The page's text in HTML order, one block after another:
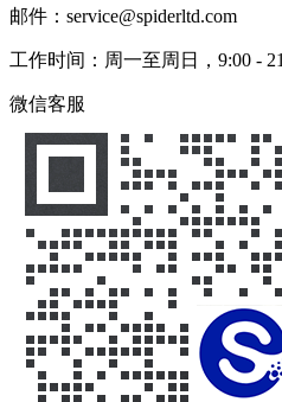
邮件：service@spiderltd.com
工作时间：周一至周日，9:00 -
微信客服